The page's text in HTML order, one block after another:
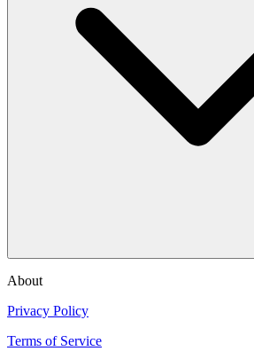
About
Privacy Policy
Terms of Service